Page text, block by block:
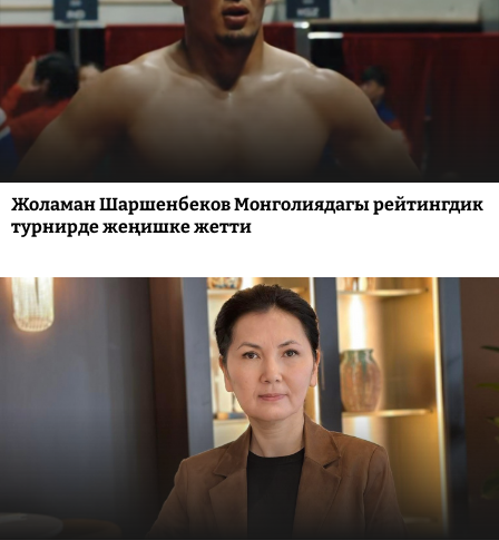
Жоламан Шаршенбеков Монголиядагы рейтингдик
турнирде жеңишке жетти